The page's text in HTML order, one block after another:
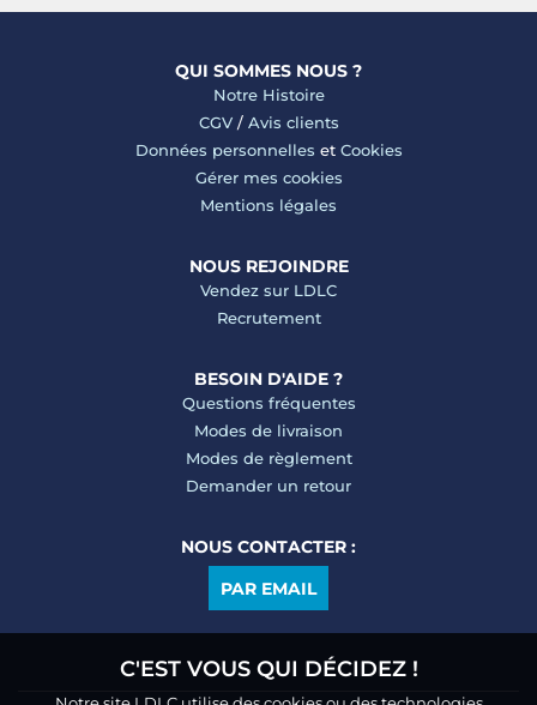
C'EST VOUS QUI DÉCIDEZ !
QUI SOMMES NOUS ?
Notre Histoire
CGV/ Avis clients
Données personnelles et Cookies
Gérer mes cookies
Mentions légales
NOUS REJOINDRE
Vendez sur LDLC
Recrutement
BESOIN D'AIDE ?
Questions fréquentes
Modes de livraison
Modes de règlement
Demander un retour
NOUS CONTACTER :
PAR EMAIL